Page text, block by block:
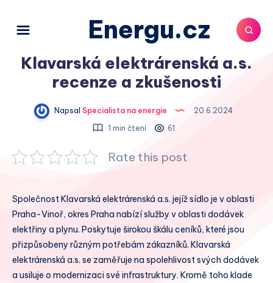
Energu.cz
Klavarská elektrárenská a.s.
recenze a zkušenosti
Napsal Specialista na energie
20.6.2024
1 min čtení
61
Rate this post
Společnost Klavarská elektrárenská a.s. jejíž sídlo je v oblasti
Praha-Vinoř, okres Praha nabízí služby v oblasti dodávek
elektřiny a plynu. Poskytuje širokou škálu ceníků, které jsou
přizpůsobeny různým potřebám zákazníků. Klavarská
elektrárenská a.s. se zaměřuje na spolehlivost svých dodávek
a usiluje o modernizaci své infrastruktury. Kromě toho klade